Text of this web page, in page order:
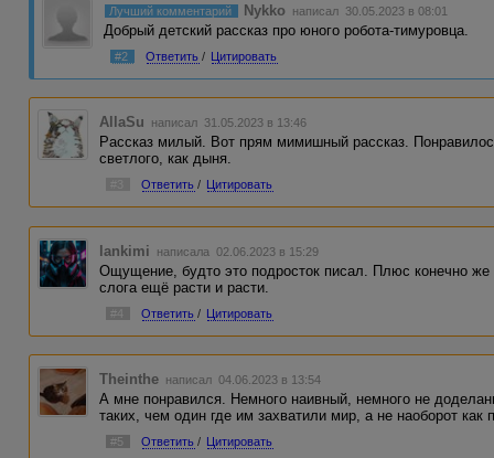
Лучший комментарий Nykko написал 30.05.2023 в 08:01
Добрый детский рассказ про юного робота-тимуровца.
#2 Ответить / Цитировать
AllaSu написал 31.05.2023 в 13:46
Рассказ милый. Вот прям мимишный рассказ.
светлого, как дыня.
Ответить / Цитировать
lankimi написала 02.06.2023 в 15:29
Ощущение, будто это подросток писал. Плюс конечно
слога ещё расти и расти.
#4 Ответить / Цитировать
Theinthe написал 04.06.2023 в 13:54
А мне понравился. Немного наивный, немного не
таких, чем один где им захватили мир, а не наоборот как
#5 Ответить / Цитировать